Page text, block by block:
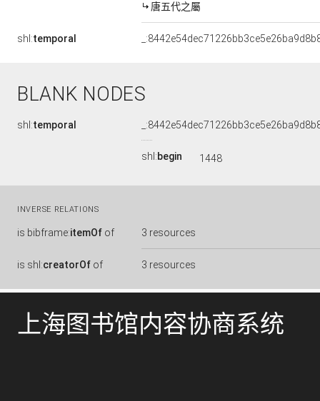
唐五代之屬
shl:temporal
BLANK NODES
shl:temporal
shl:begin 1448
INVERSE RELATIONS
is bibframe:itemOf of 3 resources
is shl:creatorOf of 3 resources
上海图书馆内容协商系统